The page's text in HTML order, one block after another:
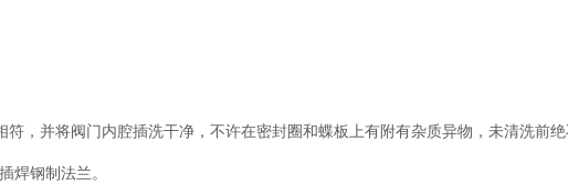
并将阀门内腔插洗干净，不许在密封圈和蝶板上有附有杂质异物，未清洗前绝
钢制法兰。